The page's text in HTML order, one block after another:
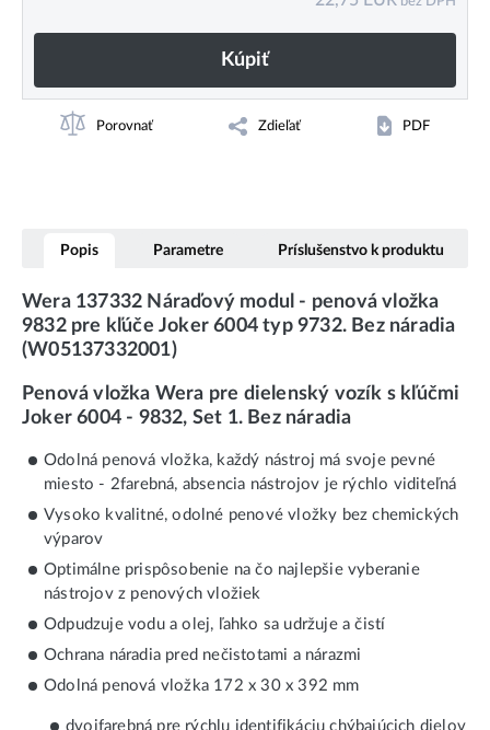
Kúpiť
Porovnať Zdieľať PDF
Popis Parametre Príslušenstvo k produktu
Wera 137332 Náraďový modul - penová vložka
9832 pre kľúče Joker 6004 typ 9732. Bez náradia
(W05137332001)
Penová vložka Wera pre dielenský vozík s kľúčmi
Joker 6004 - 9832, Set 1. Bez náradia
Odolná penová vložka, každý nástroj má svoje pevné
miesto - 2farebná, absencia nástrojov je rýchlo viditeľná
Vysoko kvalitné, odolné penové vložky bez chemických
výparov
Optimálne prispôsobenie na čo najlepšie vyberanie
nástrojov z penových vložiek
Odpudzuje vodu a olej, ľahko sa udržuje a čistí
Ochrana náradia pred nečistotami a nárazmi
Odolná penová vložka 172 x 30 x 392 mm
dvojfarebná pre rýchlu identifikáciu chýbajúcich dielov